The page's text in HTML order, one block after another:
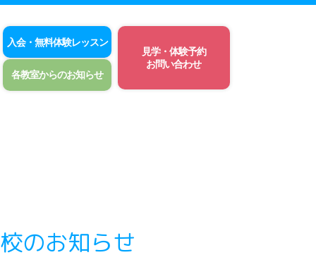
入会・無料体験レッスン
各教室からのお知らせ
見学・体験予約
お問い合わせ
のお知らせ